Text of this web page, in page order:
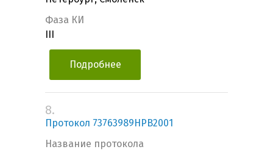
Фаза КИ
Подробнее
8.
Протокол 73763989HPB2001
Название протокола